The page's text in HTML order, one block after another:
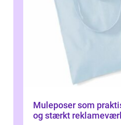
Muleposer som
og stærkt